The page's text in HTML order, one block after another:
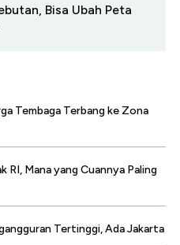
Bisa Ubah Peta
Tembaga Terbang ke Zona
RI, Mana yang Cuannya Paling
Tertinggi, Ada Jakarta